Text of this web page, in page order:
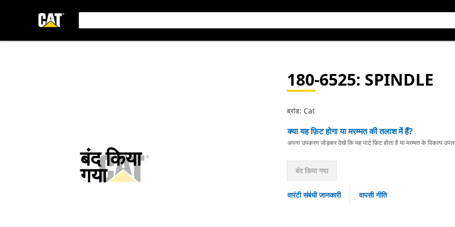
बंद किया
गया
180-6525: SPINDLE
ब्रांड: Cat
क्या यह फ़िट होगा या मरम्मत की तलाश में हैं?
अपना उपकरण जोड़कर देखें कि यह पार्ट फ़िट होता है या मरम्मत के विकल्प
बंद किया गया
वारंटी संबंधी जानकारी वापसी नीति